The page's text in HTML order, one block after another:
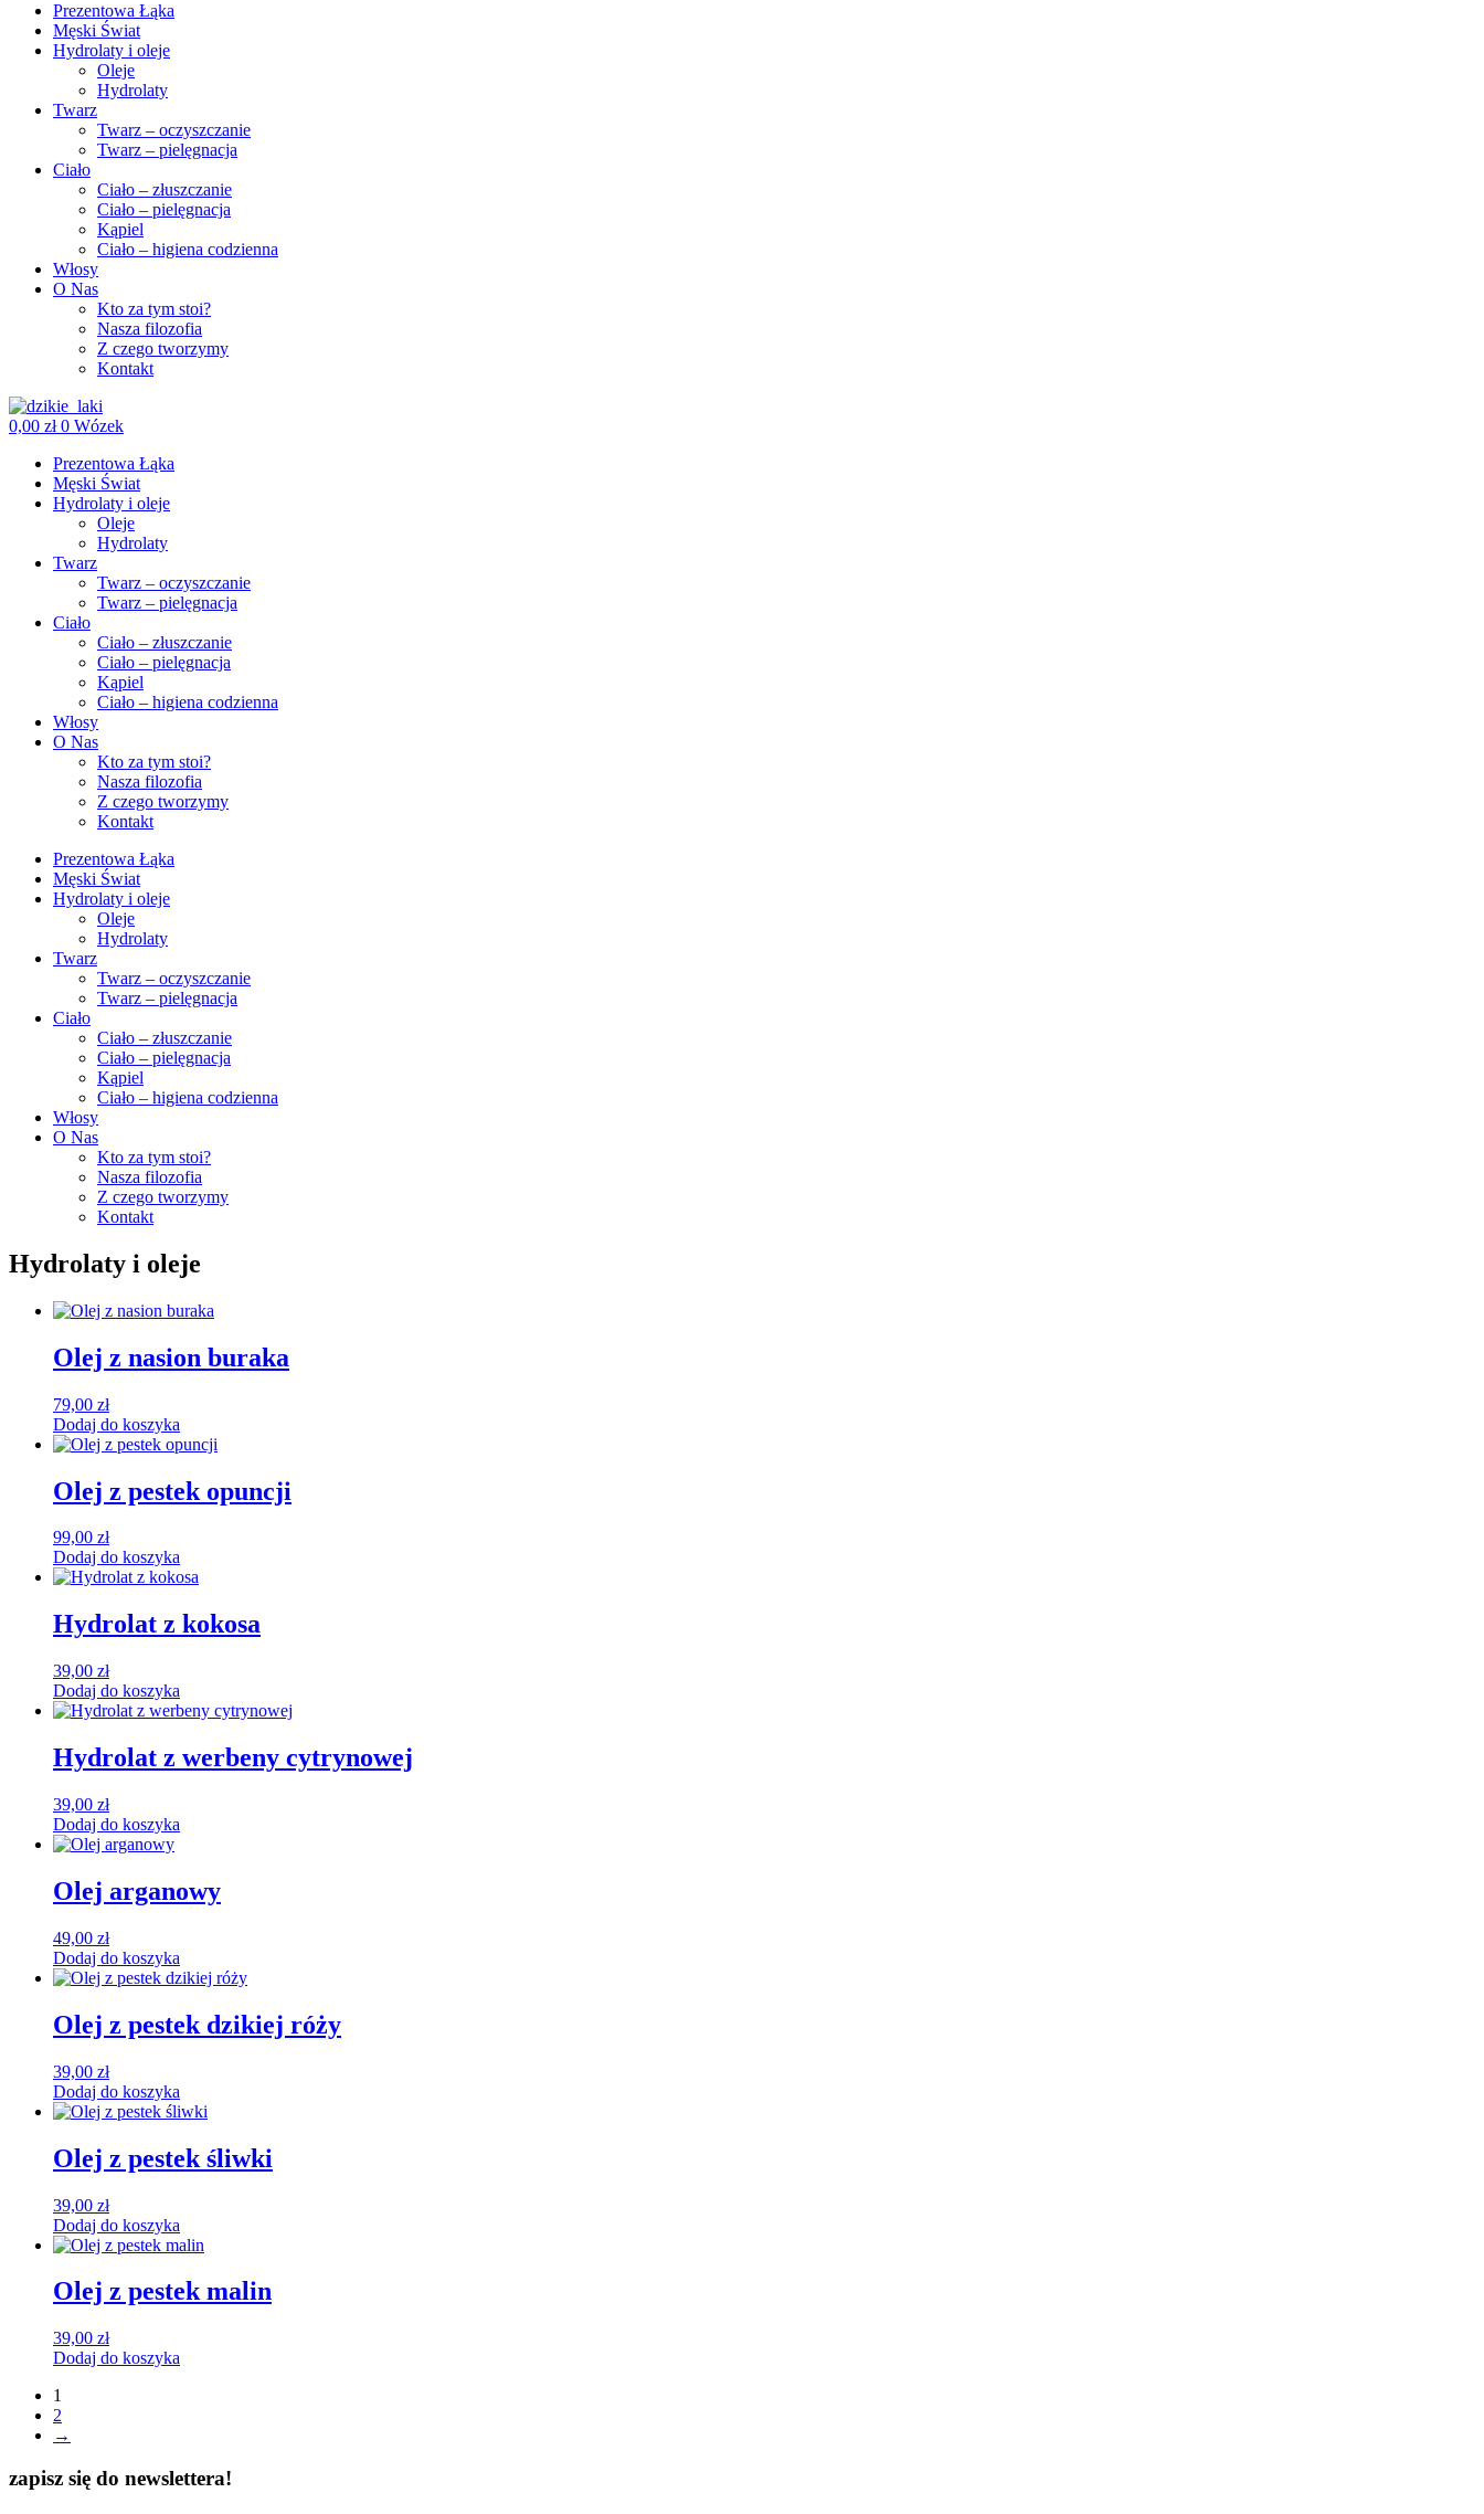
Prezentowa Łąka
Męski Świat
Hydrolaty i oleje
Oleje
Hydrolaty
Twarz
Twarz – oczyszczanie
Twarz – pielęgnacja
Ciało
Ciało – złuszczanie
Ciało – pielęgnacja
Kąpiel
Ciało – higiena codzienna
Włosy
O Nas
Kto za tym stoi?
Nasza filozofia
Z czego tworzymy
Kontakt
0,00 zł 0 Wózek
Prezentowa Łąka
Męski Świat
Hydrolaty i oleje
Oleje
Hydrolaty
Twarz
Twarz – oczyszczanie
Twarz – pielęgnacja
Ciało
Ciało – złuszczanie
Ciało – pielęgnacja
Kąpiel
Ciało – higiena codzienna
Włosy
O Nas
Kto za tym stoi?
Nasza filozofia
Z czego tworzymy
Kontakt
Prezentowa Łąka
Męski Świat
Hydrolaty i oleje
Oleje
Hydrolaty
Twarz
Twarz – oczyszczanie
Twarz – pielęgnacja
Ciało
Ciało – złuszczanie
Ciało – pielęgnacja
Kąpiel
Ciało – higiena codzienna
Włosy
O Nas
Kto za tym stoi?
Nasza filozofia
Z czego tworzymy
Kontakt
Hydrolaty i oleje
Olej z nasion buraka
79,00 zł
Dodaj do koszyka
Olej z pestek opuncji
99,00 zł
Dodaj do koszyka
Hydrolat z kokosa
39,00 zł
Dodaj do koszyka
Hydrolat z werbeny cytrynowej
39,00 zł
Dodaj do koszyka
Olej arganowy
49,00 zł
Dodaj do koszyka
Olej z pestek dzikiej róży
39,00 zł
Dodaj do koszyka
Olej z pestek śliwki
39,00 zł
Dodaj do koszyka
Olej z pestek malin
39,00 zł
Dodaj do koszyka
1
2
→
zapisz się do newslettera!